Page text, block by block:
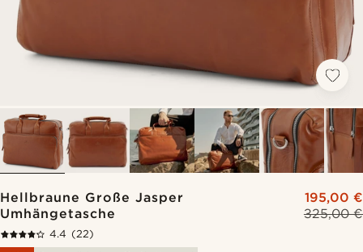
Hellbraune Große Jasper
Umhängetasche
325,00 €
195,00 €
4.4 (22)